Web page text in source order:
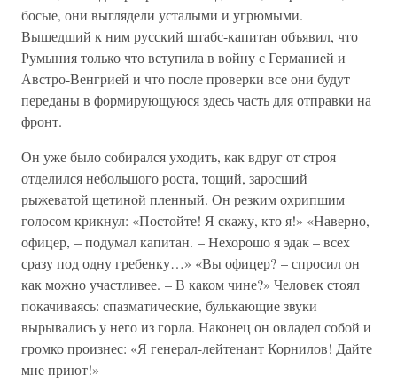
босые, они выглядели усталыми и угрюмыми.
Вышедший к ним русский штабс-капитан объявил, что
Румыния только что вступила в войну с Германией и
Австро-Венгрией и что после проверки все они будут
переданы в формирующуюся здесь часть для отправки на
фронт.
Он уже было собирался уходить, как вдруг от строя
отделился небольшого роста, тощий, заросший
рыжеватой щетиной пленный. Он резким охрипшим
голосом крикнул: «Постойте! Я скажу, кто я!» «Наверно,
офицер, – подумал капитан. – Нехорошо я эдак – всех
сразу под одну гребенку…» «Вы офицер? – спросил он
как можно участливее. – В каком чине?» Человек стоял
покачиваясь: спазматические, булькающие звуки
вырывались у него из горла. Наконец он овладел собой и
громко произнес: «Я генерал-лейтенант Корнилов! Дайте
мне приют!»